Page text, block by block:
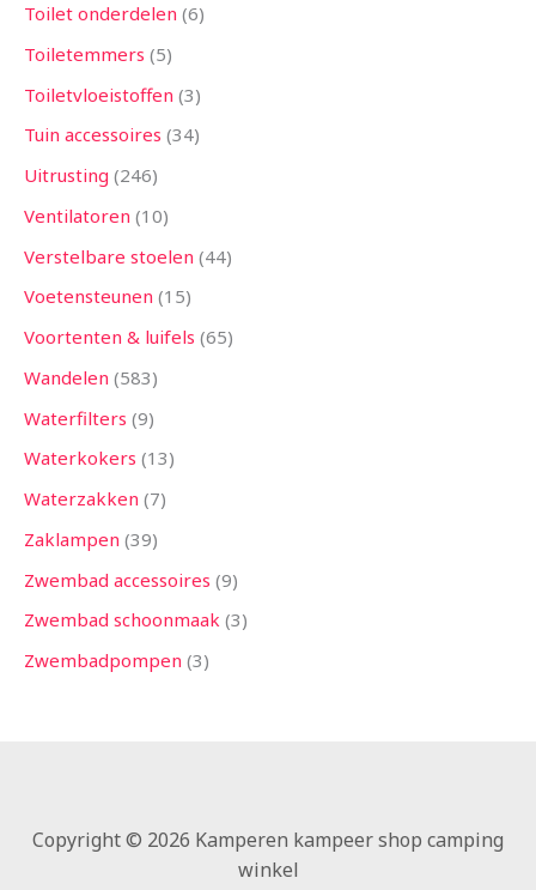
Toilet onderdelen 6
Toiletemmers 5
Toiletvloeistoffen 3
Tuin accessoires 34
Uitrusting 246
Ventilatoren 10
Verstelbare stoelen 44
Voetensteunen 15
Voortenten & luifels 65
Wandelen 583
Waterfilters 9
Waterkokers 13
Waterzakken 7
Zaklampen 39
Zwembad accessoires 9
Zwembad schoonmaak 3
Zwembadpompen 3
Copyright © 2026 Kamperen kampeer shop camping
winkel